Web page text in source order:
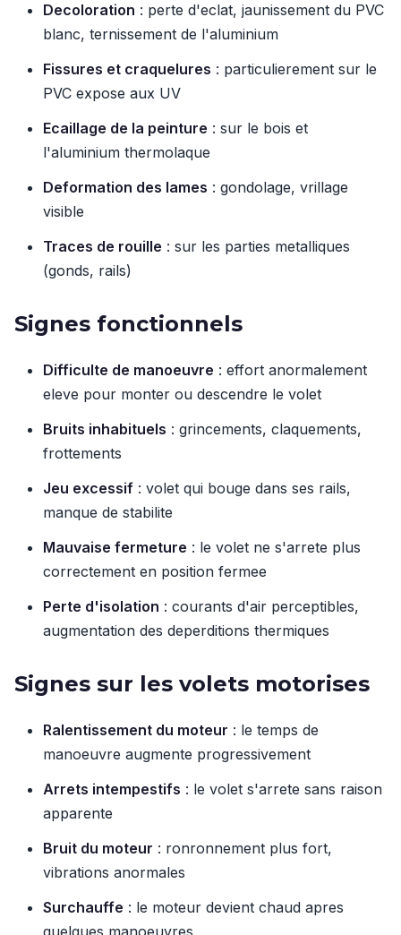
Decoloration : perte d'eclat, jaunissement du PVC
blanc, ternissement de l'aluminium
Fissures et craquelures : particulierement sur le
PVC expose aux UV
Ecaillage de la peinture : sur le bois et
l'aluminium thermolaque
Deformation des lames : gondolage, vrillage
visible
Traces de rouille : sur les parties metalliques
(gonds, rails)
Signes fonctionnels
Difficulte de manoeuvre : effort anormalement
eleve pour monter ou descendre le volet
Bruits inhabituels : grincements, claquements,
frottements
Jeu excessif : volet qui bouge dans ses rails,
manque de stabilite
Mauvaise fermeture : le volet ne s'arrete plus
correctement en position fermee
Perte d'isolation : courants d'air perceptibles,
augmentation des deperditions thermiques
Signes sur les volets motorises
Ralentissement du moteur : le temps de
manoeuvre augmente progressivement
Arrets intempestifs : le volet s'arrete sans raison
apparente
Bruit du moteur : ronronnement plus fort,
vibrations anormales
Surchauffe : le moteur devient chaud apres
quelques manoeuvres